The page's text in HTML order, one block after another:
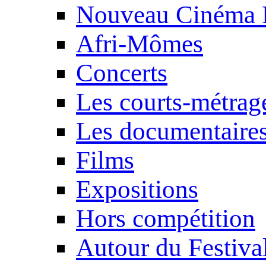
Nouveau Cinéma
Afri-Mômes
Concerts
Les courts-
Les
Films
Expositions
Hors compétition
Autour du